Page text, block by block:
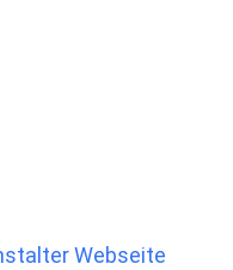
Webseite